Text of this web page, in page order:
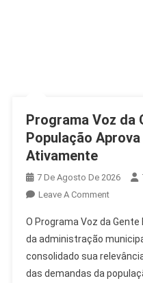
Programa Voz da
População
Ativamente
7 De Agosto De 2026
Leave A CommentOn
Voz
Da
Gente
Batistini:
O Programa Voz da
da administração
consolidado sua
das demandas da